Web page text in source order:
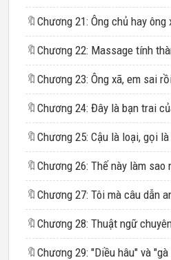
🔖 Chương 21: Ông chủ hay ông
🔖
🔖 Chương 23: Ông xã, em sai
🔖 Chương 24: Đây là bạn trai
🔖
🔖 Chương 26: Thế này làm
🔖
🔖
🔖 Chương 29: "Diều hâu" và "gà